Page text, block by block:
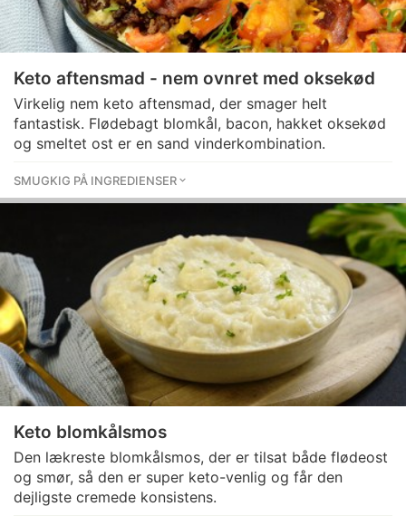
Keto aftensmad - nem ovnret med oksekød
Virkelig nem keto aftensmad, der smager helt
fantastisk. Flødebagt blomkål, bacon, hakket oksekød
og smeltet ost er en sand vinderkombination.
SMUGKIG PÅ INGREDIENSER
Keto blomkålsmos
Den lækreste blomkålsmos, der er tilsat både flødeost
og smør, så den er super keto-venlig og får den
dejligste cremede konsistens.